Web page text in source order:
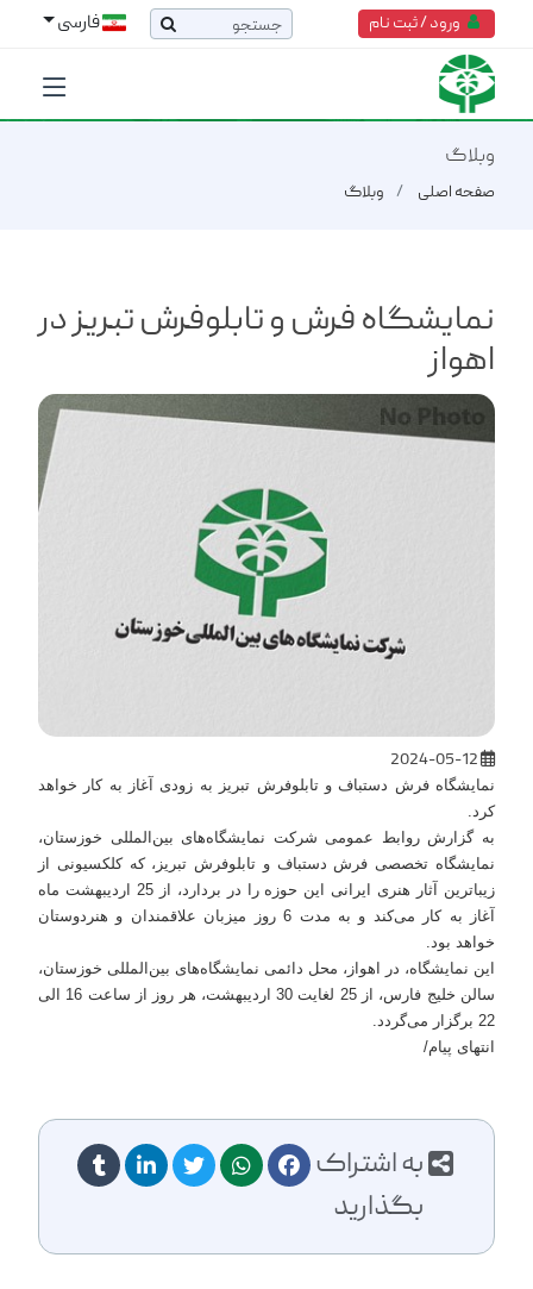
ورود / ثبت نام فارسی
وبلاگ
صفحه اصلی وبلاگ
نمایشگاه فرش و تابلوفرش تبریز در
اهواز
نمایشگاه فرش دستباف و تابلوفرش تبریز به زودی آغاز به کار خواهد
کرد.
به گزارش روابط عمومی شرکت نمایشگاه‌های بین‌المللی خوزستان،
نمایشگاه تخصصی فرش دستباف و تابلوفرش تبریز، که کلکسیونی از
زیباترین آثار هنری ایرانی این حوزه را در بردارد، از 25 اردیبهشت ماه
آغاز به کار می‌کند و به مدت 6 روز میزبان علاقمندان و هنردوستان
خواهد بود.
این نمایشگاه، در اهواز، محل دائمی نمایشگاه‌های بین‌المللی خوزستان،
سالن خلیج فارس، از 25 لغایت 30 اردیبهشت، هر روز از ساعت 16 الی
22 برگزار می‌گردد.
انتهای پیام/
به اشتراک
بگذارید